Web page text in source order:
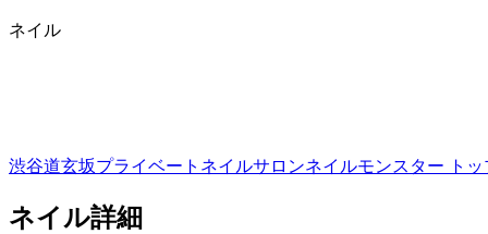
ネイル
渋谷道玄坂プライベートネイルサロンネイルモンスター トッ
ネイル詳細